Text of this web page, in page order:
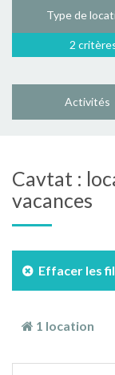
Type de
2
Activités
Cavtat :
vacances
Effacer les
1 location